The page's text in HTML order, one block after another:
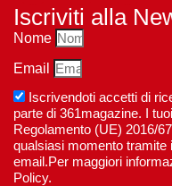
Iscriviti alla
Nome
Email
Iscrivendoti accetti di
parte di 361magazine. I
Regolamento (UE) 2016/
qualsiasi momento tramite
email.Per maggiori
Policy.